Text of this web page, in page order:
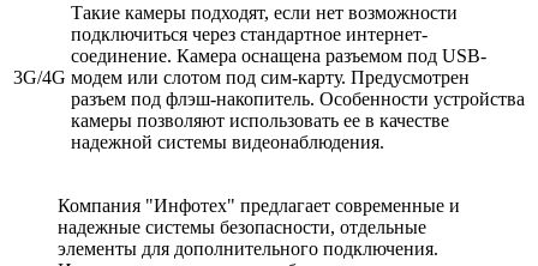
3G/4G
Такие камеры подходят, если нет возможности
подключиться через стандартное интернет-
соединение. Камера оснащена разъемом под USB-
модем или слотом под сим-карту. Предусмотрен
разъем под флэш-накопитель. Особенности устройства
камеры позволяют использовать ее в качестве
надежной системы видеонаблюдения.
Компания "Инфотех" предлагает современные и
надежные системы безопасности, отдельные
элементы для дополнительного подключения.